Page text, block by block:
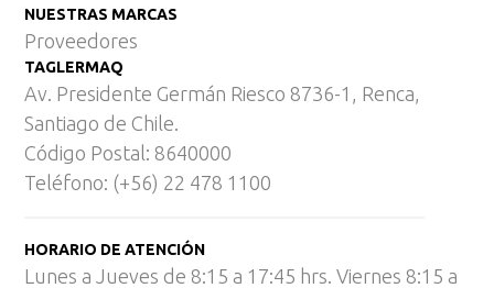
NUESTRAS MARCAS
Proveedores
TAGLERMAQ
Av. Presidente Germán Riesco 8736-1, Renca,
Santiago de Chile.
Código Postal: 8640000
Teléfono: (+56) 22 478 1100
HORARIO DE ATENCIÓN
Lunes a Jueves de 8:15 a 17:45 hrs. Viernes 8:15 a